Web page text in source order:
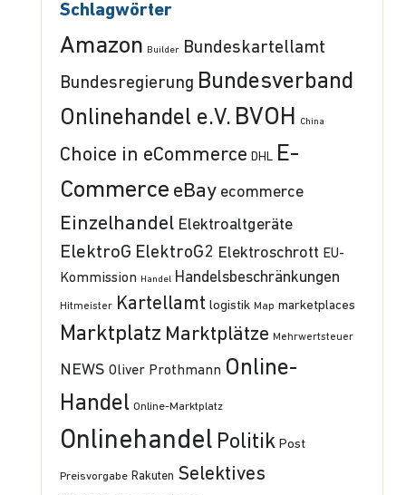
Schlagwörter
Amazon Builder Bundeskartellamt
Bundesregierung Bundesverband
Onlinehandel e.V. BVOH China
Choice in eCommerce DHL E-
Commerce eBay ecommerce
Einzelhandel Elektroaltgeräte
ElektroG ElektroG2 Elektroschrott EU-
Kommission Handel Handelsbeschränkungen
Hitmeister Kartellamt logistik Map marketplaces
Marktplatz Marktplätze Mehrwertsteuer
NEWS Oliver Prothmann Online-
Handel Online-Marktplatz
Onlinehandel Politik Post
Preisvorgabe Rakuten Selektives